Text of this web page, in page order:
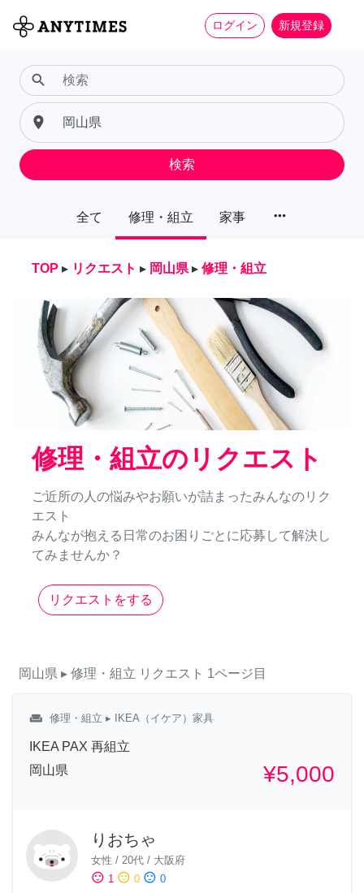
ログイン 新規登録
全て 修理・組立 家事 more_horiz
search
place
検索
TOP ▸ リクエスト ▸ 岡山県 ▸ 修理・組立
修理・組立のリクエスト
ご近所の人の悩みやお願いが詰まったみんなのリク
エスト
みんなが抱える日常のお困りごとに応募して解決し
てみませんか？
リクエストをする
岡山県 ▸ 修理・組立 リクエスト 1ページ目
weekend 修理・組立 ▸ IKEA（イケア）家具
IKEA PAX 再組立
岡山県
¥5,000
りおちゃ
女性 / 20代 / 大阪府
sentiment_satisfied 1 sentiment_neutral 0 sentiment_dissatisfied 0